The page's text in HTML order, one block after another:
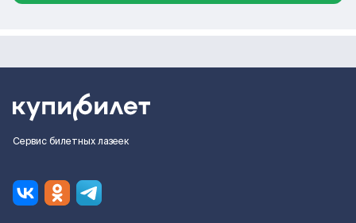
Сервис билетных лазеек